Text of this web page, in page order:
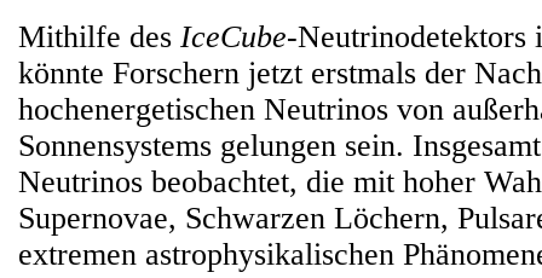
Mithilfe des IceCube-Neutrinodetektors
könnte Forschern jetzt erstmals der
hochenergetischen Neutrinos von
Sonnensystems gelungen sein.
Neutrinos beobachtet, die mit hoher
Supernovae, Schwarzen Löchern,
extremen astrophysikalischen